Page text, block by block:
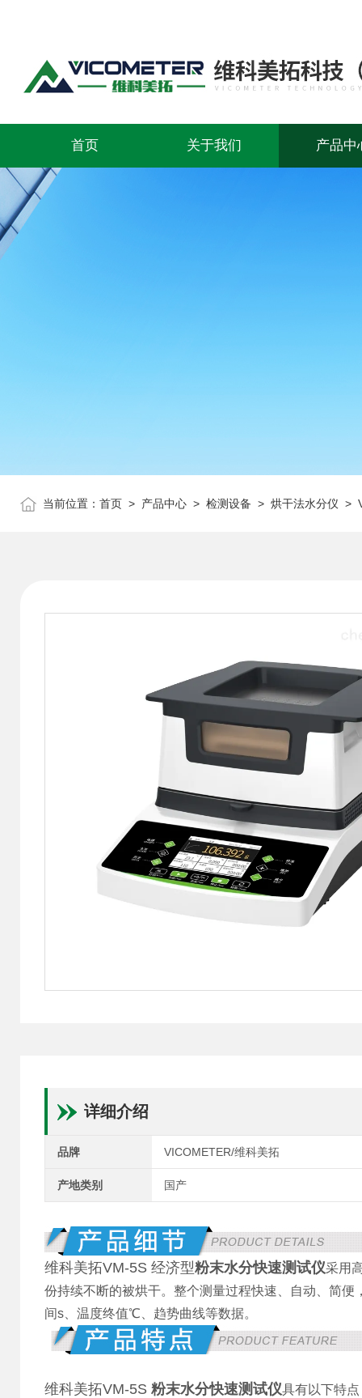
首页 关于我们 产品中
当前位置： 首页 > 产品中心 > 检测设备 > 烘干法水分仪 >
详细介绍
品牌 VICOMETER/维科美拓
产地类别 国产
维科美拓VM-5S 经济型粉末水分快速测试仪采用
份持续不断的被烘干。整个测量过程快速、自动、简
间s、温度终值℃、趋势曲线等数据。
维科美拓VM-5S 粉末水分快速测试仪具有以下特点